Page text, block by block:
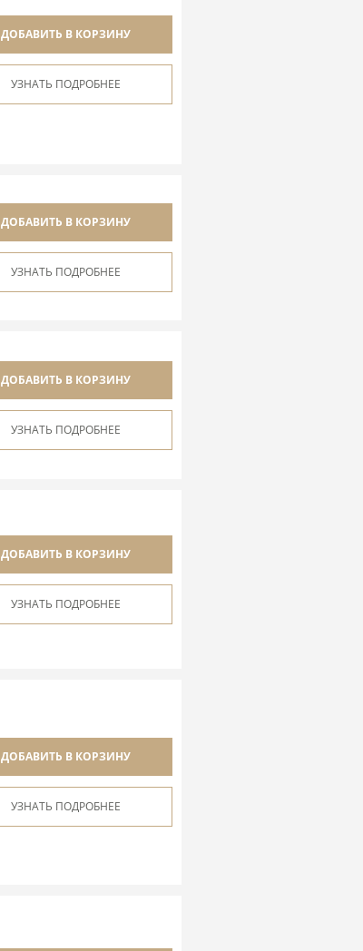
ДОБАВИТЬ В КОРЗИНУ
УЗНАТЬ ПОДРОБНЕЕ
ДОБАВИТЬ В КОРЗИНУ
УЗНАТЬ ПОДРОБНЕЕ
ДОБАВИТЬ В КОРЗИНУ
УЗНАТЬ ПОДРОБНЕЕ
ДОБАВИТЬ В КОРЗИНУ
УЗНАТЬ ПОДРОБНЕЕ
ДОБАВИТЬ В КОРЗИНУ
УЗНАТЬ ПОДРОБНЕЕ